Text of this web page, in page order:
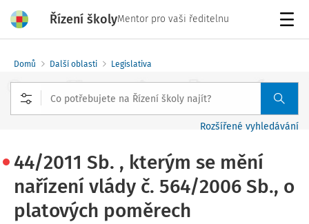
Řízení školyMentor pro vaši ředitelnu
Domů Další oblasti Legislativa
Rozšířené vyhledávání
44/2011 Sb. , kterým se mění
nařízení vlády č. 564/2006 Sb., o
platových poměrech